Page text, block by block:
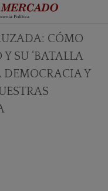
CÓMO
SU ‘BATALLA
DEMOCRACIA Y